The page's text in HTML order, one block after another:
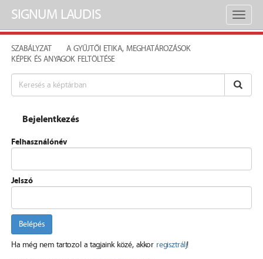
Toggle
SIGNUM LAUDIS
SZABÁLYZAT
A GYŰJTŐI ETIKA, MEGHATÁROZÁSOK
KÉPEK ÉS ANYAGOK FELTÖLTÉSE
Bejelentkezés
Felhasználónév
Jelszó
Belépés
Ha még nem tartozol a tagjaink közé, akkor regisztrálj!